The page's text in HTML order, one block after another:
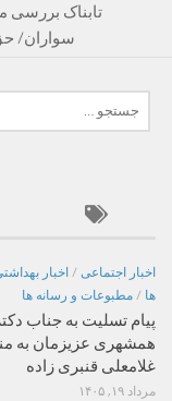
تابناک
سواران/
برای:
اخبار اجتماعی / اخبار
ها / مطبوعات و رسانه ها
پیام تسلیت به جناب
همشهری عزیزمان به
غلامعلی قنبری زاده
مرداد ۱۹, ۱۴۰۵